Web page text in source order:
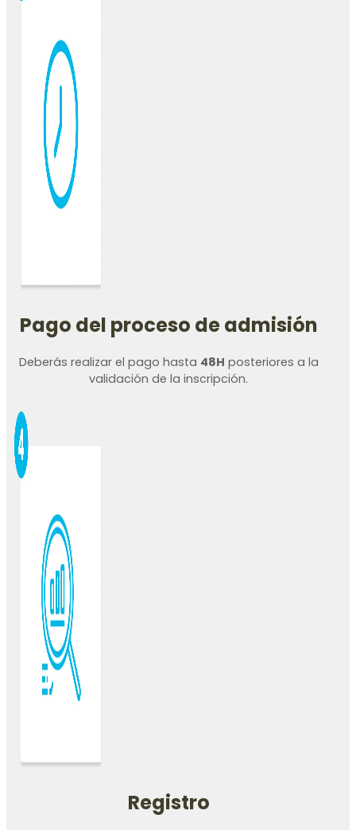
Pago del proceso de admisión
Deberás realizar el pago hasta 48H posteriores a la
validación de la inscripción.
Registro